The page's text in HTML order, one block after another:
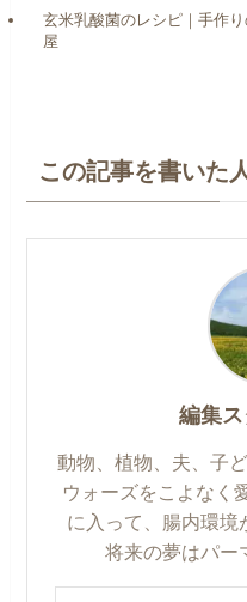
玄米乳酸菌のレシピ｜手作
屋
この記事を書いた
編集ス
動物、植物、夫、子
ウォーズをこよなく
に入って、腸内環境
将来の夢はパー